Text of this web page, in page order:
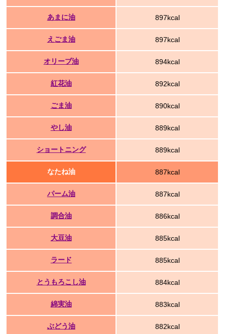
あまに油 897kcal
えごま油 897kcal
オリーブ油 894kcal
紅花油 892kcal
ごま油 890kcal
やし油 889kcal
ショートニング 889kcal
なたね油 887kcal
パーム油 887kcal
調合油 886kcal
大豆油 885kcal
ラード 885kcal
とうもろこし油 884kcal
綿実油 883kcal
ぶどう油 882kcal